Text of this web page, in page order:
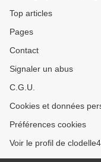
Top articles
Pages
Contact
Signaler un abus
C.G.U.
Cookies et données
Préférences cookies
Voir le profil de